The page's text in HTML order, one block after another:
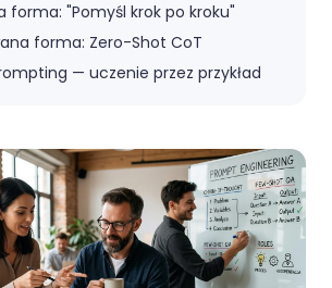
forma: "Pomyśl krok po kroku"
forma: Zero-Shot CoT
— uczenie przez przykład